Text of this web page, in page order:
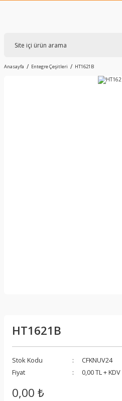
Anasayfa Entegre Çeşitleri HT1621B
HT1621B
Stok Kodu
CFKNUV24
Fiyat
0,00 TL + KDV
0,00 ₺